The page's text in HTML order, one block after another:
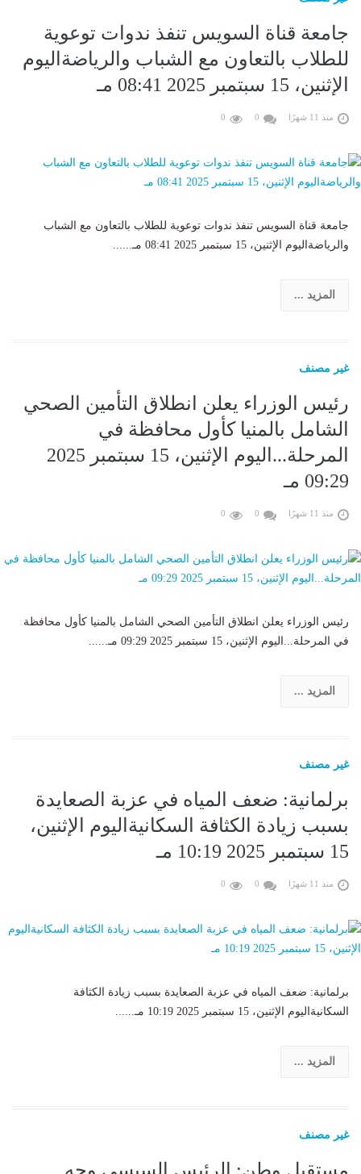
جامعة قناة السويس تنفذ ندوات توعوية
للطلاب بالتعاون مع الشباب والرياضةاليوم
الإثنين، 15 سبتمبر 2025 08:41 مـ
منذ 11 شهرًا 0
0
جامعة قناة السويس تنفذ ندوات توعوية للطلاب بالتعاون مع الشباب
والرياضةاليوم الإثنين، 15 سبتمبر 2025 08:41 مـ......
المزيد ...
غير مصنف
رئيس الوزراء يعلن انطلاق التأمين الصحي
الشامل بالمنيا كأول محافظة في
المرحلة...اليوم الإثنين، 15 سبتمبر 2025
09:29 مـ
منذ 11 شهرًا 0
0
رئيس الوزراء يعلن انطلاق التأمين الصحي الشامل بالمنيا كأول محافظة
في المرحلة...اليوم الإثنين، 15 سبتمبر 2025 09:29 مـ......
المزيد ...
غير مصنف
برلمانية: ضعف المياه في عزبة الصعايدة
بسبب زيادة الكثافة السكانيةاليوم الإثنين،
15 سبتمبر 2025 10:19 مـ
منذ 11 شهرًا 0
0
برلمانية: ضعف المياه في عزبة الصعايدة بسبب زيادة الكثافة
السكانيةاليوم الإثنين، 15 سبتمبر 2025 10:19 مـ......
المزيد ...
غير مصنف